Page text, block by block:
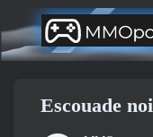
Escouade